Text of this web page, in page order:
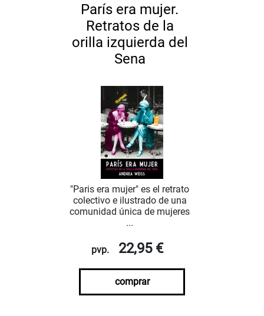
París era mujer.
Retratos de la
orilla izquierda del
Sena
"Paris era mujer" es el retrato
colectivo e ilustrado de una
comunidad única de mujeres
...
pvp. 22,95 €
comprar